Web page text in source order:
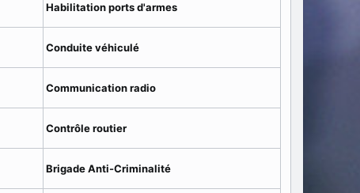
Habilitation ports d'armes
Conduite véhiculé
Communication radio
Contrôle routier
Brigade Anti-Criminalité